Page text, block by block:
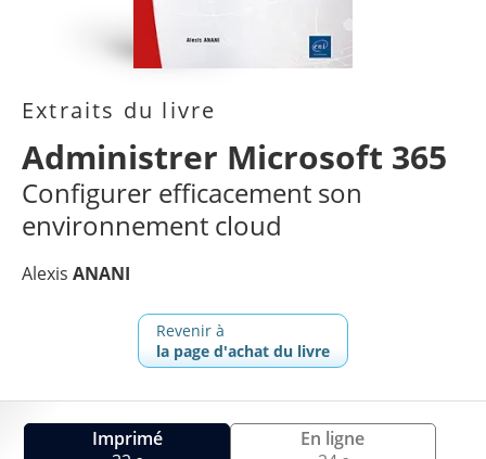
Extraits du livre
Administrer Microsoft 365
Configurer efficacement son
environnement cloud
Alexis ANANI
Revenir à
la page d'achat du livre
Imprimé
En ligne